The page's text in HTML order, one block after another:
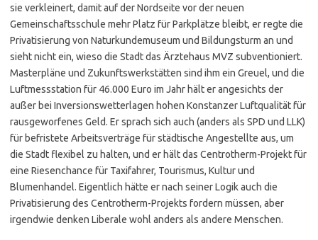
sie verkleinert, damit auf der Nordseite vor der neuen
Gemeinschaftsschule mehr Platz für Parkplätze bleibt, er regte die
Privatisierung von Naturkundemuseum und Bildungsturm an und
sieht nicht ein, wieso die Stadt das Ärztehaus MVZ subventioniert.
Masterpläne und Zukunftswerkstätten sind ihm ein Greuel, und die
Luftmessstation für 46.000 Euro im Jahr hält er angesichts der
außer bei Inversionswetterlagen hohen Konstanzer Luftqualität für
rausgeworfenes Geld. Er sprach sich auch (anders als SPD und LLK)
für befristete Arbeitsverträge für städtische Angestellte aus, um
die Stadt flexibel zu halten, und er hält das Centrotherm-Projekt für
eine Riesenchance für Taxifahrer, Tourismus, Kultur und
Blumenhandel. Eigentlich hätte er nach seiner Logik auch die
Privatisierung des Centrotherm-Projekts fordern müssen, aber
irgendwie denken Liberale wohl anders als andere Menschen.